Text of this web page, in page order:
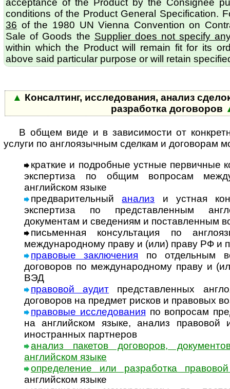
conditions of the Product General Specification.
36 of the 1980 UN Vienna Convention on
Sale of Goods the Supplier does not specify
within which the Product will remain fit for its
above said particular purpose or will retain
▲ Консалтинг, исследования, анализ
разработка договоров
В общем виде и в зависимости от
услуги по англоязычным сделкам и договорам
краткие и подробные устные первичные
экспертиза по общим вопросам
английском языке
предварительныйанализ и устная
экспертиза по представленным
документам и сведениям и поставленным
письменная консультация по
международному праву и (или) праву РФ и
правовые заключения по отдельным
договоров по международному праву и
ВЭД
правовой аудит представленных
договоров на предмет рисков и правовых
правовые исследования по вопросам
на английском языке, анализ
иностранных партнеров
анализ пакетов договоров,
английском языке
определение или разработка
английском языке